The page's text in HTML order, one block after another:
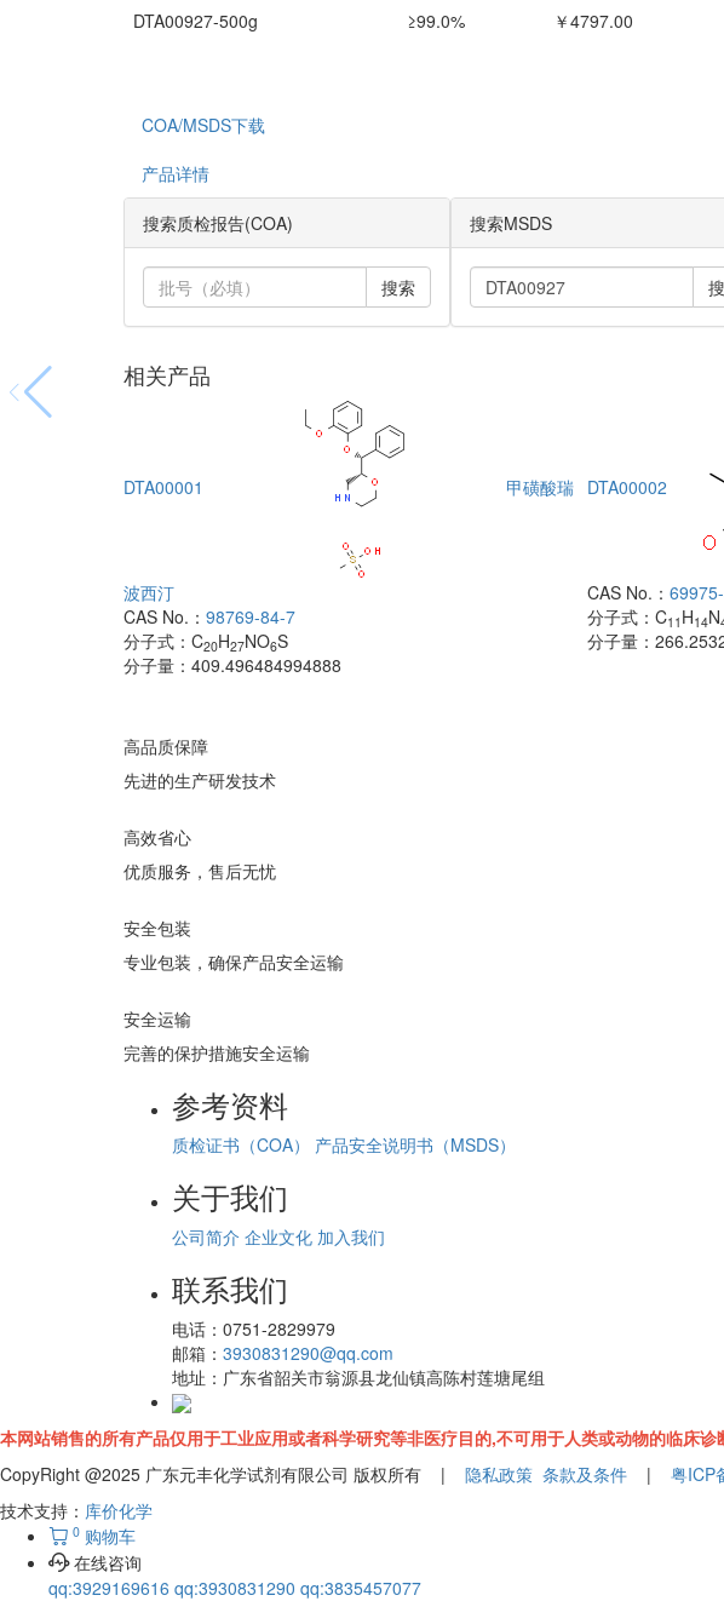
DTA00927-500g ≥99.0% ￥4797.00
COA/MSDS下载
产品详情
搜索质检报告(COA)
搜索
搜索MSDS
相关产品
DTA00001 甲磺酸瑞
波西汀
CAS No.： 98769-84-7
分子式： C20H27NO6S
分子量： 409.496484994888
DTA00002
CAS No.：
分子式：C11 H14N
分子量：
高品质保障
先进的生产研发技术
高效省心
优质服务，售后无忧
安全包装
专业包装，确保产品安全运输
安全运输
完善的保护措施安全运输
参考资料
质检证书（COA） 产品安全说明书（MSDS）
关于我们
公司简介 企业文化 加入我们
联系我们
电话： 0751-2829979
邮箱： 3930831290@qq.com
地址： 广东省韶关市翁源县龙仙镇高陈村莲塘尾组
本网站销售的所有产品仅用于工业应用或者科学研究等非医疗目的,不可用于人类或动物的临床诊
CopyRight @2025 广东元丰化学试剂有限公司 版权所有 | 隐私政策 条款及条件 | 粤ICP
技术支持： 库价化学
0 购物车
在线咨询
qq:3929169616 qq:3930831290 qq:3835457077